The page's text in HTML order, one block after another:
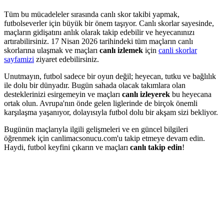
Tüm bu mücadeleler sırasında canlı skor takibi yapmak,
futbolseverler için büyük bir önem taşıyor. Canlı skorlar sayesinde,
maçların gidişatını anlık olarak takip edebilir ve heyecanınızı
artırabilirsiniz. 17 Nisan 2026 tarihindeki tüm maçların canlı
skorlarına ulaşmak ve maçları canlı izlemek için canli skorlar
sayfamizi ziyaret edebilirsiniz.
Unutmayın, futbol sadece bir oyun değil; heyecan, tutku ve bağlılık
ile dolu bir dünyadır. Bugün sahada olacak takımlara olan
desteklerinizi esirgemeyin ve maçları canlı izleyerek bu heyecana
ortak olun. Avrupa'nın önde gelen liglerinde de birçok önemli
karşılaşma yaşanıyor, dolayısıyla futbol dolu bir akşam sizi bekliyor.
Bugünün maçlarıyla ilgili gelişmeleri ve en güncel bilgileri
öğrenmek için canlimacsonucu.com'u takip etmeye devam edin.
Haydi, futbol keyfini çıkarın ve maçları canlı takip edin!